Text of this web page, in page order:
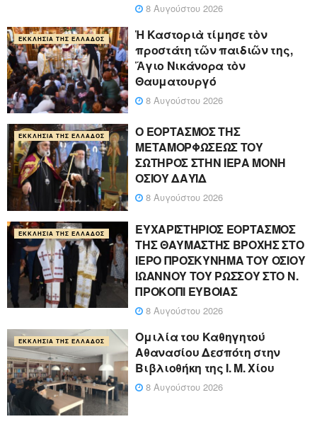
8 Αυγούστου 2026
ΕΚΚΛΗΣΊΑ ΤΗΣ ΕΛΛΆΔΟΣ
Ἡ Καστοριὰ τίμησε τὸν
προστάτη τῶν παιδιῶν της,
Ἅγιο Νικάνορα τὸν
Θαυματουργό
8 Αυγούστου 2026
ΕΚΚΛΗΣΊΑ ΤΗΣ ΕΛΛΆΔΟΣ
Ο ΕΟΡΤΑΣΜΟΣ ΤΗΣ
ΜΕΤΑΜΟΡΦΩΣΕΩΣ ΤΟΥ
ΣΩΤΗΡΟΣ ΣΤΗΝ ΙΕΡΑ ΜΟΝΗ
ΟΣΙΟΥ ΔΑΥΪΔ
8 Αυγούστου 2026
ΕΚΚΛΗΣΊΑ ΤΗΣ ΕΛΛΆΔΟΣ
ΕΥΧΑΡΙΣΤΗΡΙΟΣ ΕΟΡΤΑΣΜΟΣ
ΤΗΣ ΘΑΥΜΑΣΤΗΣ ΒΡΟΧΗΣ ΣΤΟ
ΙΕΡΟ ΠΡΟΣΚΥΝΗΜΑ ΤΟΥ ΟΣΙΟΥ
ΙΩΑΝΝΟΥ ΤΟΥ ΡΩΣΣΟΥ ΣΤΟ Ν.
ΠΡΟΚΟΠΙ ΕΥΒΟΙΑΣ
8 Αυγούστου 2026
ΕΚΚΛΗΣΊΑ ΤΗΣ ΕΛΛΆΔΟΣ
Ομιλία του Καθηγητού
Αθανασίου Δεσπότη στην
Βιβλιοθήκη της Ι. Μ. Χίου
8 Αυγούστου 2026